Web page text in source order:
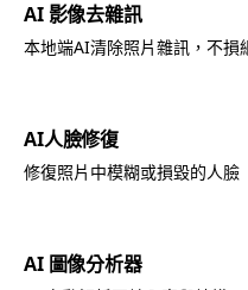
AI 影像去雜訊
本地端AI清除照片雜訊，不損
AI人臉修復
修復照片中模糊或損毀的人臉
AI 圖像分析器